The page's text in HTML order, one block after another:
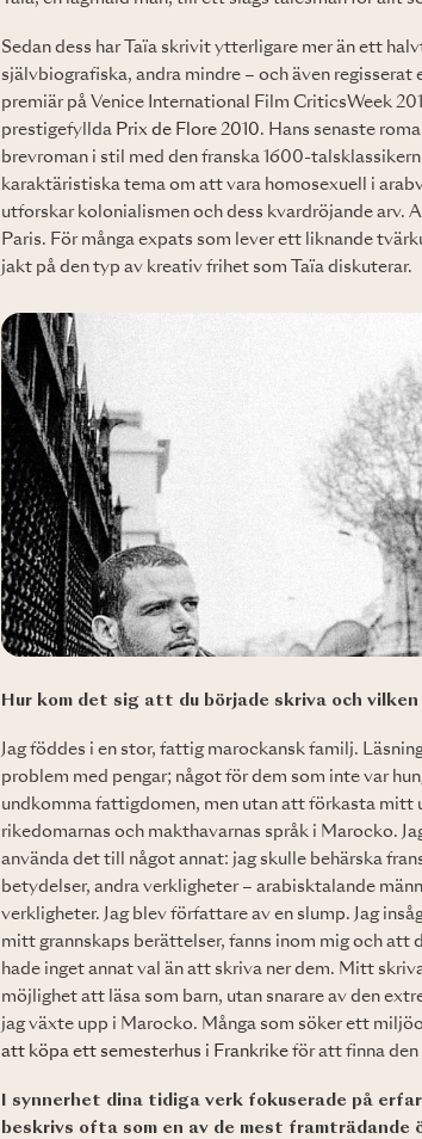
Sedan dess har Taïa skrivit ytterligare mer än ett
självbiografiska, andra mindre – och även
premiär på Venice International Film CriticsWeek
prestigefyllda Prix de Flore 2010. Hans senaste
brevroman i stil med den franska 1600-
karaktäristiska tema om att vara homosexuell i
utforskar kolonialismen och dess kvardröjande arv.
Paris. För många expats som lever ett liknande
jakt på den typ av kreativ frihet som Taïa diskuterar.
Hur kom det sig att du började skriva och
Jag föddes i en stor, fattig marockansk familj.
problem med pengar; något för dem som inte var
undkomma fattigdomen, men utan att förkasta mitt
rikedomarnas och makthavarnas språk i Marocko.
använda det till något annat: jag skulle behärska
betydelser, andra verkligheter – arabisktalande
verkligheter. Jag blev författare av en slump. Jag
mitt grannskaps berättelser, fanns inom mig och att
hade inget annat val än att skriva ner dem. Mitt
möjlighet att läsa som barn, utan snarare av den
jag växte upp i Marocko. Många som söker ett
att köpa ett semesterhus i Frankrike för att finna
I synnerhet dina tidiga verk fokuserade på
beskrivs ofta som en av de mest framträdande